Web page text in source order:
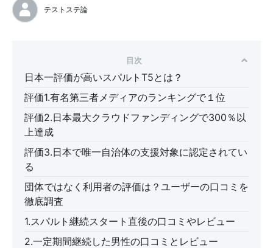
テストステ論
目次
日本一評価が高いスパルトT5とは？
評価1.有名第三者メディアのランキングで１位
評価2.日本最大クラウドファンディングで300％以
上達成
評価3.日本で唯一自治体の支援対象に認定されてい
る
団体ではなく利用者の評価は？ユーザーの口コミを
徹底調査
1.スパルト継続スタート直後の口コミやレビュー
2.一定期間継続した男性の口コミとレビュー